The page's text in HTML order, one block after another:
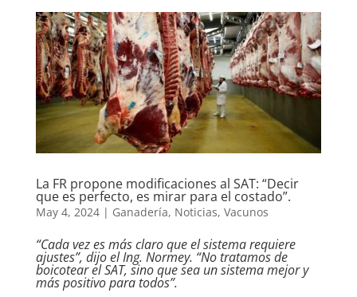
La FR propone modificaciones al SAT: “Decir
que es perfecto, es mirar para el costado”.
May 4, 2024| Ganadería, Noticias, Vacunos
“Cada vez es más claro que el sistema requiere
ajustes”, dijo el Ing. Normey. “No tratamos de
boicotear el SAT, sino que sea un sistema mejor y
más positivo para todos”.